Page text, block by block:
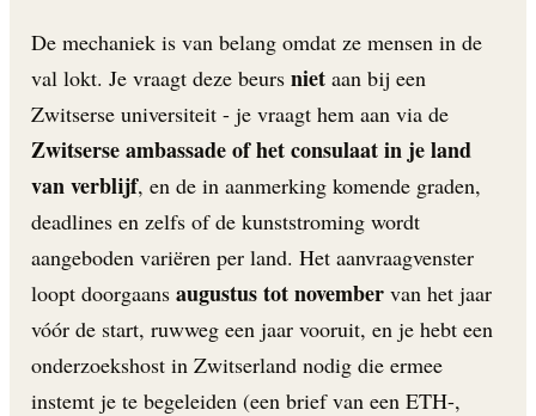
De mechaniek is van belang omdat ze mensen in de
val lokt. Je vraagt deze beurs niet aan bij een
Zwitserse universiteit - je vraagt hem aan via de
Zwitserse ambassade of het consulaat in je land
van verblijf, en de in aanmerking komende graden,
deadlines en zelfs of de kunststroming wordt
aangeboden variëren per land. Het aanvraagvenster
loopt doorgaans augustus tot november van het jaar
vóór de start, ruwweg een jaar vooruit, en je hebt een
onderzoekshost in Zwitserland nodig die ermee
instemt je te begeleiden (een brief van een ETH-,